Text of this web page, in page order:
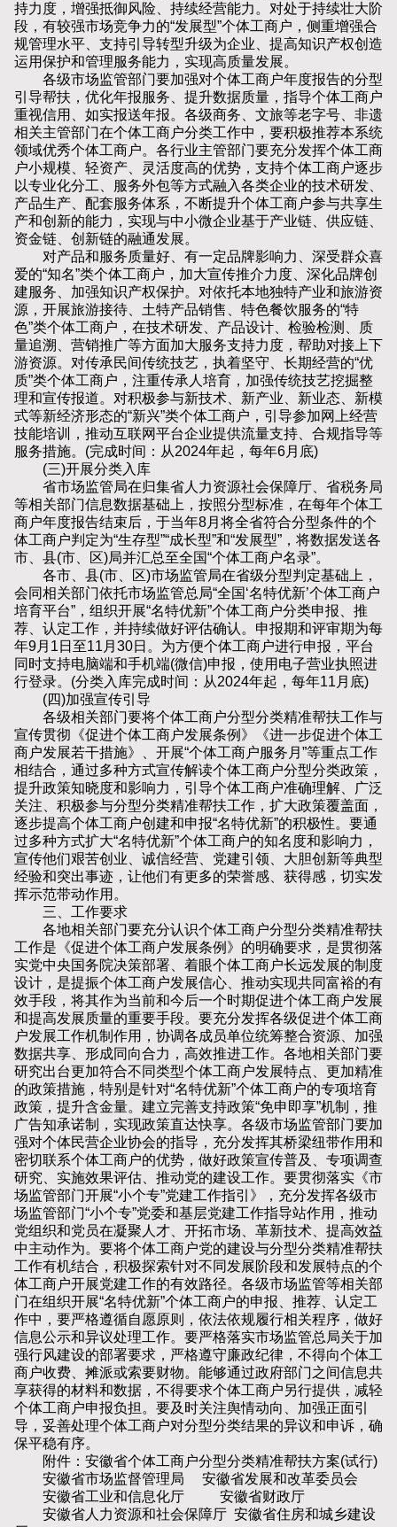
持力度，增强抵御风险、持续经营能力。对处于持续壮大阶
段，有较强市场竞争力的“发展型”个体工商户，侧重增强合
规管理水平、支持引导转型升级为企业、提高知识产权创造
运用保护和管理服务能力，实现高质量发展。
各级市场监管部门要加强对个体工商户年度报告的分型
引导帮扶，优化年报服务、提升数据质量，指导个体工商户
重视信用、如实报送年报。各级商务、文旅等老字号、非遗
相关主管部门在个体工商户分类工作中，要积极推荐本系统
领域优秀个体工商户。各行业主管部门要充分发挥个体工商
户小规模、轻资产、灵活度高的优势，支持个体工商户逐步
以专业化分工、服务外包等方式融入各类企业的技术研发、
产品生产、配套服务体系，不断提升个体工商户参与共享生
产和创新的能力，实现与中小微企业基于产业链、供应链、
资金链、创新链的融通发展。
对产品和服务质量好、有一定品牌影响力、深受群众喜
爱的“知名”类个体工商户，加大宣传推介力度、深化品牌创
建服务、加强知识产权保护。对依托本地独特产业和旅游资
源，开展旅游接待、土特产品销售、特色餐饮服务的“特
色”类个体工商户，在技术研发、产品设计、检验检测、质
量追溯、营销推广等方面加大服务支持力度，帮助对接上下
游资源。对传承民间传统技艺，执着坚守、长期经营的“优
质”类个体工商户，注重传承人培育，加强传统技艺挖掘整
理和宣传报道。对积极参与新技术、新产业、新业态、新模
式等新经济形态的“新兴”类个体工商户，引导参加网上经营
技能培训，推动互联网平台企业提供流量支持、合规指导等
服务措施。(完成时间：从2024年起，每年6月底)
(三)开展分类入库
省市场监管局在归集省人力资源社会保障厅、省税务局
等相关部门信息数据基础上，按照分型标准，在每年个体工
商户年度报告结束后，于当年8月将全省符合分型条件的个
体工商户判定为“生存型”“成长型”和“发展型”，将数据发送各
市、县(市、区)局并汇总至全国“个体工商户名录”。
各市、县(市、区)市场监管局在省级分型判定基础上，
会同相关部门依托市场监管总局“全国‘名特优新’个体工商户
培育平台”，组织开展“名特优新”个体工商户分类申报、推
荐、认定工作，并持续做好评估确认。申报期和评审期为每
年9月1日至11月30日。为方便个体工商户进行申报，平台
同时支持电脑端和手机端(微信)申报，使用电子营业执照进
行登录。(分类入库完成时间：从2024年起，每年11月底)
(四)加强宣传引导
各级相关部门要将个体工商户分型分类精准帮扶工作与
宣传贯彻《促进个体工商户发展条例》《进一步促进个体工
商户发展若干措施》、开展“个体工商户服务月”等重点工作
相结合，通过多种方式宣传解读个体工商户分型分类政策，
提升政策知晓度和影响力，引导个体工商户准确理解、广泛
关注、积极参与分型分类精准帮扶工作，扩大政策覆盖面，
逐步提高个体工商户创建和申报“名特优新”的积极性。要通
过多种方式扩大“名特优新”个体工商户的知名度和影响力，
宣传他们艰苦创业、诚信经营、党建引领、大胆创新等典型
经验和突出事迹，让他们有更多的荣誉感、获得感，切实发
挥示范带动作用。
三、工作要求
各地相关部门要充分认识个体工商户分型分类精准帮扶
工作是《促进个体工商户发展条例》的明确要求，是贯彻落
实党中央国务院决策部署、着眼个体工商户长远发展的制度
设计，是提振个体工商户发展信心、推动实现共同富裕的有
效手段，将其作为当前和今后一个时期促进个体工商户发展
和提高发展质量的重要手段。要充分发挥各级促进个体工商
户发展工作机制作用，协调各成员单位统筹整合资源、加强
数据共享、形成同向合力，高效推进工作。各地相关部门要
研究出台更加符合不同类型个体工商户发展特点、更加精准
的政策措施，特别是针对“名特优新”个体工商户的专项培育
政策，提升含金量。建立完善支持政策“免申即享”机制，推
广告知承诺制，实现政策直达快享。各级市场监管部门要加
强对个体民营企业协会的指导，充分发挥其桥梁纽带作用和
密切联系个体工商户的优势，做好政策宣传普及、专项调查
研究、实施效果评估、推动党的建设工作。要贯彻落实《市
场监管部门开展“小个专”党建工作指引》，充分发挥各级市
场监管部门“小个专”党委和基层党建工作指导站作用，推动
党组织和党员在凝聚人才、开拓市场、革新技术、提高效益
中主动作为。要将个体工商户党的建设与分型分类精准帮扶
工作有机结合，积极探索针对不同发展阶段和发展特点的个
体工商户开展党建工作的有效路径。各级市场监管等相关部
门在组织开展“名特优新”个体工商户的申报、推荐、认定工
作中，要严格遵循自愿原则，依法依规履行相关程序，做好
信息公示和异议处理工作。要严格落实市场监管总局关于加
强行风建设的部署要求，严格遵守廉政纪律，不得向个体工
商户收费、摊派或索要财物。能够通过政府部门之间信息共
享获得的材料和数据，不得要求个体工商户另行提供，减轻
个体工商户申报负担。要及时关注舆情动向、加强正面引
导，妥善处理个体工商户对分型分类结果的异议和申诉，确
保平稳有序。
附件：安徽省个体工商户分型分类精准帮扶方案(试行)
安徽省市场监督管理局 安徽省发展和改革委员会
安徽省工业和信息化厅 安徽省财政厅
安徽省人力资源和社会保障厅 安徽省住房和城乡建设